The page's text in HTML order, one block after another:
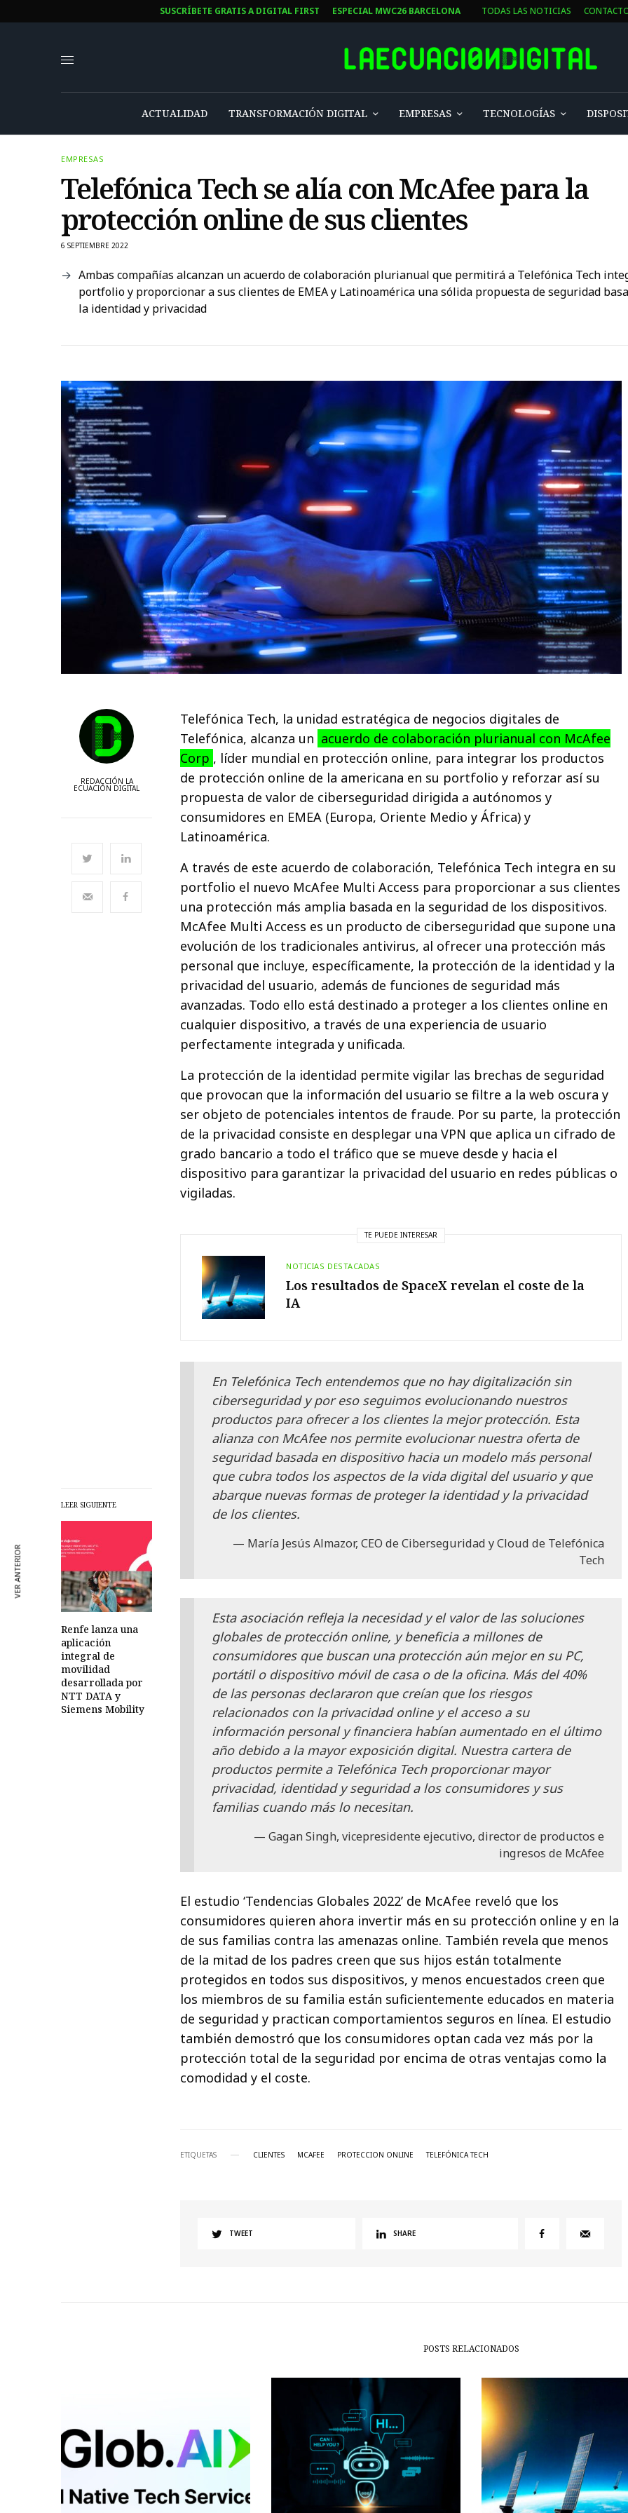
SUSCRÍBETE GRATIS A DIGITAL FIRST ESPECIAL MWC26 BARCELONA TODAS LAS NOTICIAS
ACTUALIDAD TRANSFORMACIÓN DIGITAL EMPRESAS TECNOLOGÍAS
EMPRESAS
Telefónica Tech se alía con McAfee para la
protección online de sus clientes
6 SEPTIEMBRE 2022
Ambas compañías alcanzan un acuerdo de colaboración plurianual que permitirá a Telefónica Tech
portfolio y proporcionar a sus clientes de EMEA y Latinoamérica una sólida propuesta de seguridad
la identidad y privacidad
REDACCIÓN LA
ECUACIÓN DIGITAL
LEER SIGUIENTE
Renfe lanza una
aplicación
integral de
movilidad
desarrollada por
NTT DATA y
Siemens Mobility
Telefónica Tech, la unidad estratégica de negocios digitales de
Telefónica, alcanza un acuerdo de colaboración plurianual con McAfee
Corp , líder mundial en protección online, para integrar los productos
de protección online de la americana en su portfolio y reforzar así su
propuesta de valor de ciberseguridad dirigida a autónomos y
consumidores en EMEA (Europa, Oriente Medio y África) y
Latinoamérica.
A través de este acuerdo de colaboración, Telefónica Tech integra en su
portfolio el nuevo McAfee Multi Access para proporcionar a sus clientes
una protección más amplia basada en la seguridad de los dispositivos.
McAfee Multi Access es un producto de ciberseguridad que supone una
evolución de los tradicionales antivirus, al ofrecer una protección más
personal que incluye, específicamente, la protección de la identidad y la
privacidad del usuario, además de funciones de seguridad más
avanzadas. Todo ello está destinado a proteger a los clientes online en
cualquier dispositivo, a través de una experiencia de usuario
perfectamente integrada y unificada.
La protección de la identidad permite vigilar las brechas de seguridad
que provocan que la información del usuario se filtre a la web oscura y
ser objeto de potenciales intentos de fraude. Por su parte, la protección
de la privacidad consiste en desplegar una VPN que aplica un cifrado de
grado bancario a todo el tráfico que se mueve desde y hacia el
dispositivo para garantizar la privacidad del usuario en redes públicas o
vigiladas.
TE PUEDE INTERESAR
NOTICIAS DESTACADAS
Los resultados de SpaceX revelan el coste de la
IA
En Telefónica Tech entendemos que no hay digitalización sin
ciberseguridad y por eso seguimos evolucionando nuestros
productos para ofrecer a los clientes la mejor protección. Esta
alianza con McAfee nos permite evolucionar nuestra oferta de
seguridad basada en dispositivo hacia un modelo más personal
que cubra todos los aspectos de la vida digital del usuario y que
abarque nuevas formas de proteger la identidad y la privacidad
de los clientes.
María Jesús Almazor, CEO de Ciberseguridad y Cloud de Telefónica
Tech
Esta asociación refleja la necesidad y el valor de las soluciones
globales de protección online, y beneficia a millones de
consumidores que buscan una protección aún mejor en su PC,
portátil o dispositivo móvil de casa o de la oficina. Más del 40%
de las personas declararon que creían que los riesgos
relacionados con la privacidad online y el acceso a su
información personal y financiera habían aumentado en el último
año debido a la mayor exposición digital. Nuestra cartera de
productos permite a Telefónica Tech proporcionar mayor
privacidad, identidad y seguridad a los consumidores y sus
familias cuando más lo necesitan.
Gagan Singh, vicepresidente ejecutivo, director de productos e
ingresos de McAfee
El estudio ‘Tendencias Globales 2022’ de McAfee reveló que los
consumidores quieren ahora invertir más en su protección online y en la
de sus familias contra las amenazas online. También revela que menos
de la mitad de los padres creen que sus hijos están totalmente
protegidos en todos sus dispositivos, y menos encuestados creen que
los miembros de su familia están suficientemente educados en materia
de seguridad y practican comportamientos seguros en línea. El estudio
también demostró que los consumidores optan cada vez más por la
protección total de la seguridad por encima de otras ventajas como la
comodidad y el coste.
ETIQUETAS CLIENTES MCAFEE PROTECCION ONLINE TELEFÓNICA TECH
TWEET SHARE
VER ANTERIOR
POSTS RELACIONADOS